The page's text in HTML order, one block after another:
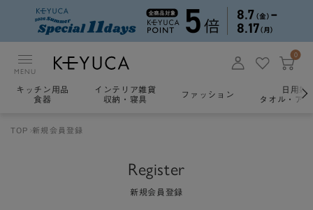
MENU
0
キッチン用品
食器
インテリア雑貨
収納・寝具
ファッション
日用雑
タオル・ア
TOP 新規会員登録
Register
新規会員登録